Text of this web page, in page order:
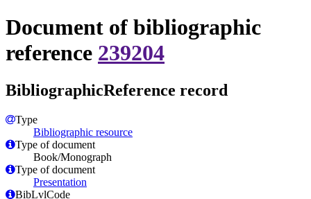
Document of bibliographic
reference 239204
BibliographicReference record
Type
Bibliographic resource
Type of document
Book/Monograph
Type of document
Presentation
BibLvlCode